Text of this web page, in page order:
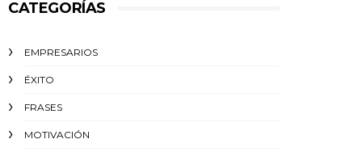
CATEGORÍAS
EMPRESARIOS
ÉXITO‬
FRASES
MOTIVACIÓN